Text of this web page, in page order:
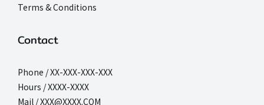
Terms & Conditions
Contact
Phone / XX-XXX-XXX-XXX
Hours / XXXX-XXXX
Mail / XXX@XXXX.COM